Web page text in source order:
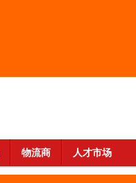
物流商 人才市场